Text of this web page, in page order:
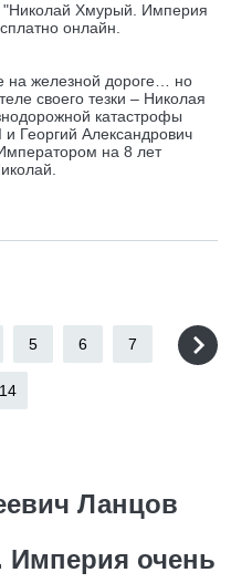
"Николай Хмурый. Империя
онлайн.
на железной дороге… но
своего тезки – Николая
катастрофы
Георгий Александрович
на 8 лет
5 6 7
14
Ланцов
очень